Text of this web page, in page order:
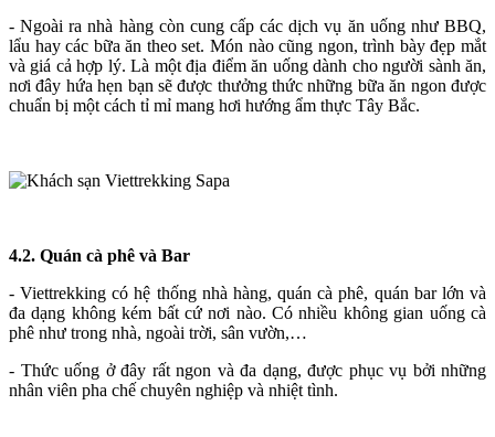
- Ngoài ra nhà hàng còn cung cấp các dịch vụ ăn uống như BBQ,
lẩu hay các bữa ăn theo set. Món nào cũng ngon, trình bày đẹp mắt
và giá cả hợp lý. Là một địa điểm ăn uống dành cho người sành ăn,
nơi đây hứa hẹn bạn sẽ được thưởng thức những bữa ăn ngon được
chuẩn bị một cách tỉ mỉ mang hơi hướng ẩm thực Tây Bắc.
4.2. Quán cà phê và Bar
- Viettrekking có hệ thống nhà hàng, quán cà phê, quán bar lớn và
đa dạng không kém bất cứ nơi nào. Có nhiều không gian uống cà
phê như trong nhà, ngoài trời, sân vườn,…
- Thức uống ở đây rất ngon và đa dạng, được phục vụ bởi những
nhân viên pha chế chuyên nghiệp và nhiệt tình.